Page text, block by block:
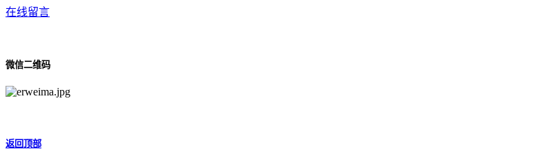
在线留言
微信二维码
返回顶部